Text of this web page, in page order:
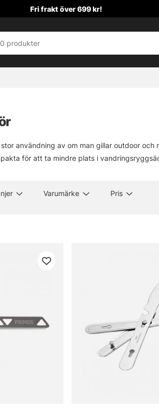
Fri frakt över 699 kr!
användning av om man gillar outdoor
för att ta mindre plats i
Varumärke Pris